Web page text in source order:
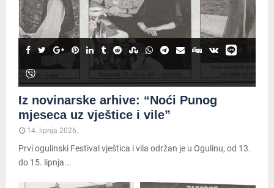
Iz novinarske arhive: “Noći Punog
mjeseca uz vještice i vile”
14. lipnja 2026.
Prvi ogulinski Festival vještica i vila održan je u Ogulinu, od 13.
do 15. lipnja...